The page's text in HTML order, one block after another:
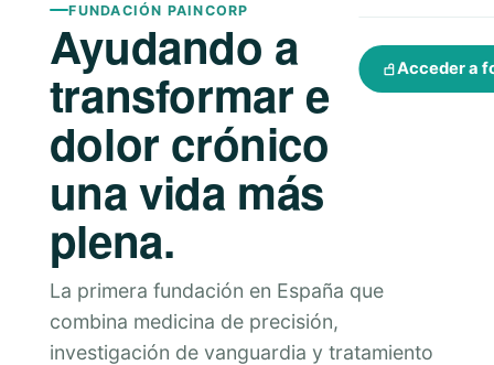
Acceder a
FUNDACIÓN PAINCORP
Ayudando a
transformar el
dolor crónico en
una vida más
plena.
La primera fundación en España que
combina medicina de precisión,
investigación de vanguardia y tratamiento